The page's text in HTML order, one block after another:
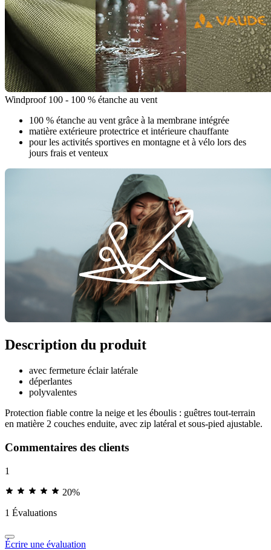
Windproof 100 - 100 % étanche au vent
100 % étanche au vent grâce à la membrane intégrée
matière extérieure protectrice et intérieure chauffante
pour les activités sportives en montagne et à vélo lors des
jours frais et venteux
Description du produit
avec fermeture éclair latérale
déperlantes
polyvalentes
Protection fiable contre la neige et les éboulis : guêtres tout-terrain
en matière 2 couches enduite, avec zip latéral et sous-pied ajustable.
Commentaires des clients
1
20%
1 Évaluations
Écrire une évaluation